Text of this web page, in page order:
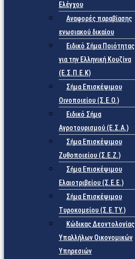
Ελέγχου
Αναφορές παραβίασης
ενωσιακού δικαίου
Ειδικό Σήμα Ποιότητας
για την Ελληνική Κουζίνα
(Ε.Σ.Π.Ε.Κ)
Σήμα Επισκέψιμου
Οινοποιείου (Σ.Ε.Ο.)
Ειδικό Σήμα
Αγροτουρισμού (Ε.Σ.Α.)
Σήμα Επισκέψιμου
Ζυθοποιείου (Σ.Ε.Ζ.)
Σήμα Επισκέψιμου
Ελαιοτριβείου (Σ.Ε.Ε.)
Σήμα Επισκέψιμου
Τυροκομείου (Σ.Ε.TY.)
Κώδικας Δεοντολογίας
Υπαλλήλων Οικονομικών
Υπηρεσιών